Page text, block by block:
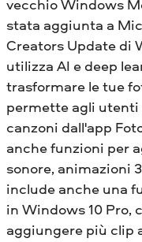
vecchio Windows
stata aggiunta a
Creators Update di
utilizza AI e deep
trasformare le tue
permette agli utenti
canzoni dall'app
anche funzioni per
sonore, animazioni
include anche una
in Windows 10 Pro,
aggiungere più clip